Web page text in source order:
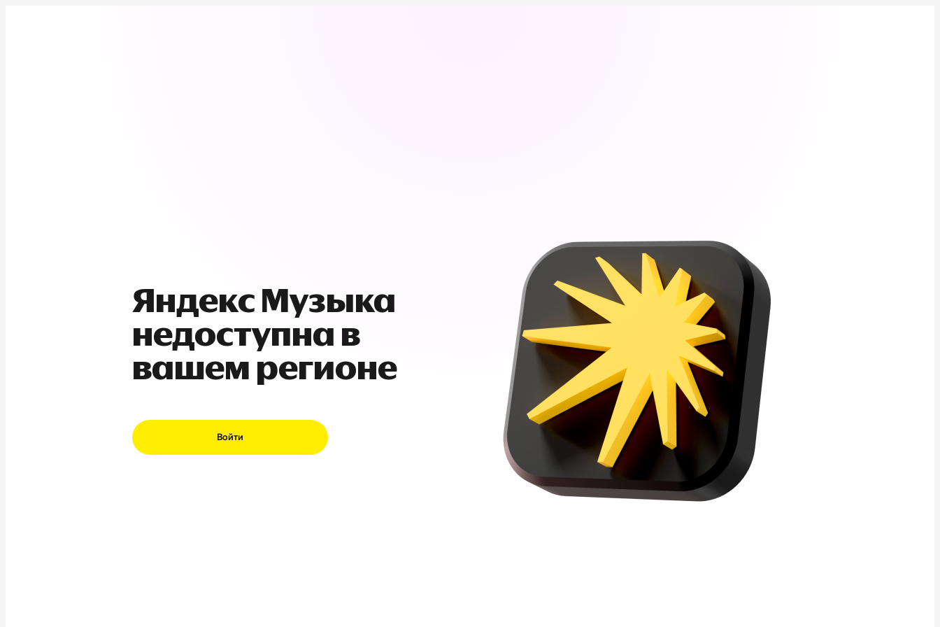
Яндекс Музыка
недоступна в
вашем регионе
Войти